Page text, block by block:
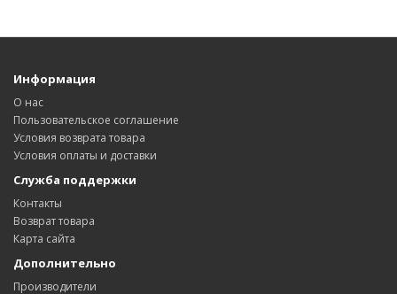
Информация
О нас
Пользовательское соглашение
Условия возврата товара
Условия оплаты и доставки
Служба поддержки
Контакты
Возврат товара
Карта сайта
Дополнительно
Производители